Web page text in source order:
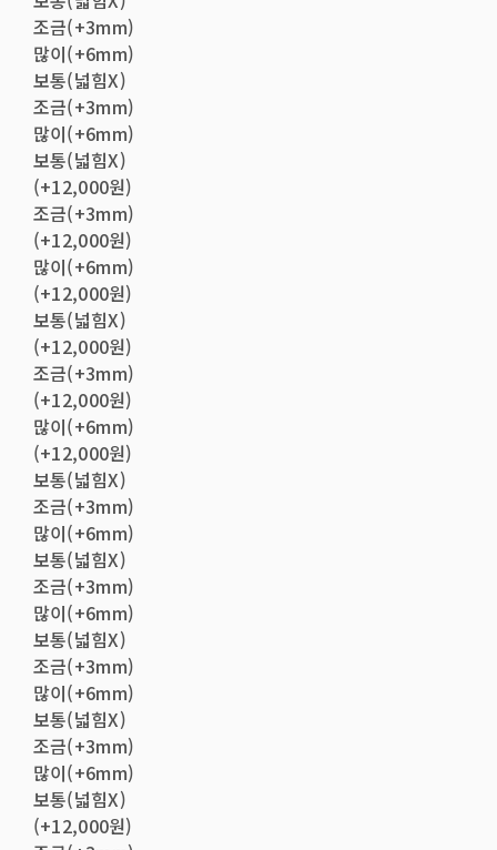
조금(+3mm)
많이(+6mm)
보통(넓힘X)
조금(+3mm)
많이(+6mm)
보통(넓힘X)
(+12,000원)
조금(+3mm)
(+12,000원)
많이(+6mm)
(+12,000원)
보통(넓힘X)
(+12,000원)
조금(+3mm)
(+12,000원)
많이(+6mm)
(+12,000원)
보통(넓힘X)
조금(+3mm)
많이(+6mm)
보통(넓힘X)
조금(+3mm)
많이(+6mm)
보통(넓힘X)
조금(+3mm)
많이(+6mm)
보통(넓힘X)
조금(+3mm)
많이(+6mm)
보통(넓힘X)
(+12,000원)